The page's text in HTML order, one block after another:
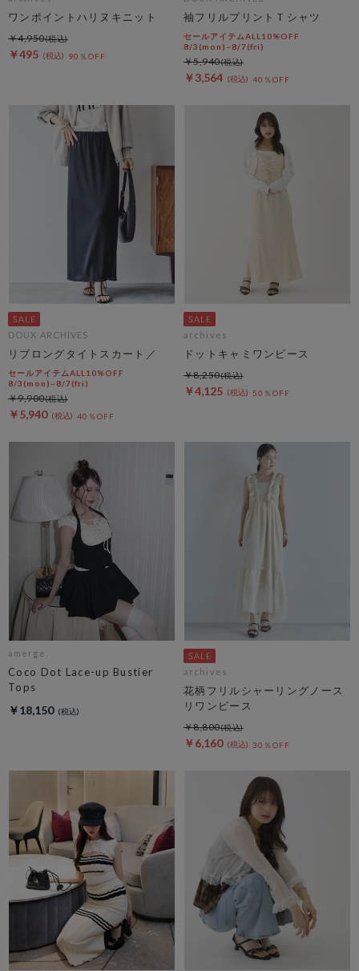
ワンポイントハリヌキニット
￥495 90％OFF
￥4,950
袖フリルプリントＴシャツ
セールアイテムALL10%OFF
8/3(mon)~8/7(fri)
￥3,564 40％OFF
￥5,940
DOUX ARCHIVES
リブロングタイトスカート／
セールアイテムALL10%OFF
8/3(mon)~8/7(fri)
￥5,940 40％OFF
￥9,900
archives
ドットキャミワンピース
￥4,125 50％OFF
￥8,250
amerge.
Coco Dot Lace-up Bustier
Tops
￥18,150
archives
花柄フリルシャーリングノース
リワンピース
￥6,160 30％OFF
￥8,800